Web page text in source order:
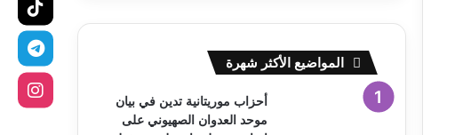
المواضيع الأكثر شهرة
أحزاب موريتانية تدين في بيان
موحد العدوان الصهيوني على